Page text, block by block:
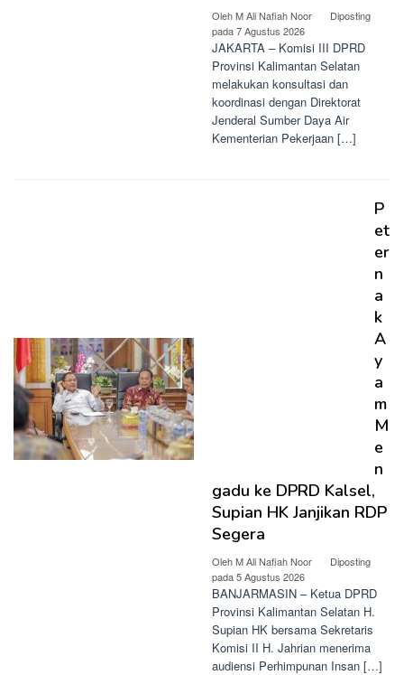
OlehM Ali Nafiah Noor
Diposting
pada7 Agustus 2026
JAKARTA – Komisi III DPRD
Provinsi Kalimantan Selatan
melakukan konsultasi dan
koordinasi dengan Direktorat
Jenderal Sumber Daya Air
Kementerian Pekerjaan […]
P
et
er
n
a
k
A
y
a
m
M
e
n
gadu ke DPRD Kalsel,
Supian HK Janjikan RDP
Segera
OlehM Ali Nafiah Noor
Diposting
pada5 Agustus 2026
BANJARMASIN – Ketua DPRD
Provinsi Kalimantan Selatan H.
Supian HK bersama Sekretaris
Komisi II H. Jahrian menerima
audiensi Perhimpunan Insan […]